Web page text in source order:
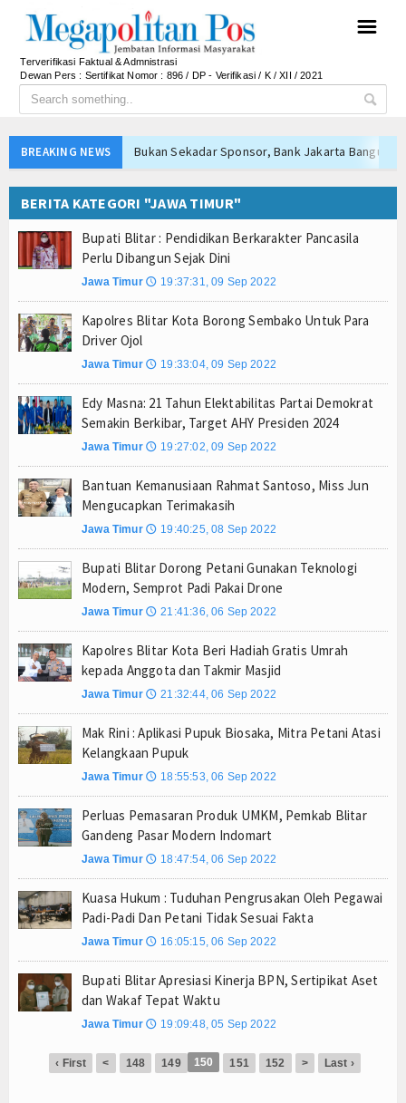
☰
Terverifikasi Faktual & Admnistrasi
Dewan Pers : Sertifikat Nomor : 896 / DP - Verifikasi / K / XII / 2021
BREAKING NEWS
Bukan Sekadar Sponsor, Bank Jakarta Bangun
Bupati Lepas Kontingen Barito Utara Ikuti
Bupati Barito Utara Hadiri Rakor Pemerintahan
Kaji Tiru ke Bantul, Pemkab Barito Utara Dalami
Anto Febrianto Tantang Pemuda Majalengka :
Pramono Anung Dukung Kolaborasi Bank
Bukan Sekadar Sponsor, Bank Jakarta Bangun
Yayasan Kreshna dan RS Husada Jakarta Resmi
Bupati Lepas Kontingen Barito Utara Ikuti
Menteri UMKM Dorong APPI Perkuat Pasar
Bupati Barito Utara Hadiri Rakor Pemerintahan
Kaji Tiru ke Bantul, Pemkab Barito Utara Dalami
Anto Febrianto Tantang Pemuda Majalengka :
Sambut HUT RI ke-81, Wali Kota Depok Sebar
Bukan Sekadar Sponsor, Bank Jakarta Bangun
Yayasan Kreshna dan RS Husada Jakarta Resmi
Bupati Lepas Kontingen Barito Utara Ikuti
Bupati Barito Utara Hadiri Rakor Pemerintahan
Kaji Tiru ke Bantul, Pemkab Barito Utara Dalami
Anto Febrianto Tantang Pemuda Majalengka :
Pramono Anung Dukung Kolaborasi Bank
Sambut HUT RI ke-81, Wali Kota Depok Sebar
BERITA KATEGORI "JAWA TIMUR"
Bupati Blitar : Pendidikan Berkarakter Pancasila
Perlu Dibangun Sejak Dini
Jawa Timur 🕔 19:37:31, 09 Sep 2022
Kapolres Blitar Kota Borong Sembako Untuk Para
Driver Ojol
Jawa Timur 🕔 19:33:04, 09 Sep 2022
Edy Masna: 21 Tahun Elektabilitas Partai Demokrat
Semakin Berkibar, Target AHY Presiden 2024
Jawa Timur 🕔 19:27:02, 09 Sep 2022
Bantuan Kemanusiaan Rahmat Santoso, Miss Jun
Mengucapkan Terimakasih
Jawa Timur 🕔 19:40:25, 08 Sep 2022
Bupati Blitar Dorong Petani Gunakan Teknologi
Modern, Semprot Padi Pakai Drone
Jawa Timur 🕔 21:41:36, 06 Sep 2022
Kapolres Blitar Kota Beri Hadiah Gratis Umrah
kepada Anggota dan Takmir Masjid
Jawa Timur 🕔 21:32:44, 06 Sep 2022
Mak Rini : Aplikasi Pupuk Biosaka, Mitra Petani Atasi
Kelangkaan Pupuk
Jawa Timur 🕔 18:55:53, 06 Sep 2022
Perluas Pemasaran Produk UMKM, Pemkab Blitar
Gandeng Pasar Modern Indomart
Jawa Timur 🕔 18:47:54, 06 Sep 2022
Kuasa Hukum : Tuduhan Pengrusakan Oleh Pegawai
Padi-Padi Dan Petani Tidak Sesuai Fakta
Jawa Timur 🕔 16:05:15, 06 Sep 2022
Bupati Blitar Apresiasi Kinerja BPN, Sertipikat Aset
dan Wakaf Tepat Waktu
Jawa Timur 🕔 19:09:48, 05 Sep 2022
‹ First < 148 149 150 151 152 > Last ›